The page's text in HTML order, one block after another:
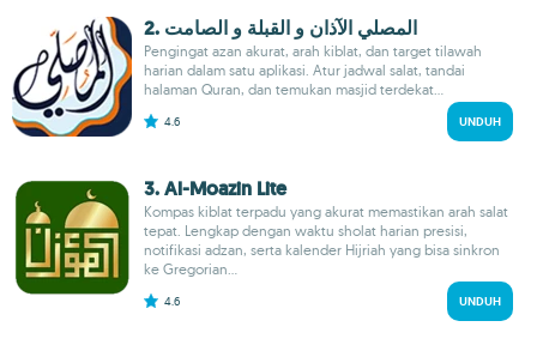
2. المصلي الآذان و القبلة و الصامت
Pengingat azan akurat, arah kiblat, dan target tilawah
harian dalam satu aplikasi. Atur jadwal salat, tandai
halaman Quran, dan temukan masjid terdekat...
4.6 UNDUH
3. Al-Moazin Lite
Kompas kiblat terpadu yang akurat memastikan arah salat
tepat. Lengkap dengan waktu sholat harian presisi,
notifikasi adzan, serta kalender Hijriah yang bisa sinkron
ke Gregorian...
4.6 UNDUH